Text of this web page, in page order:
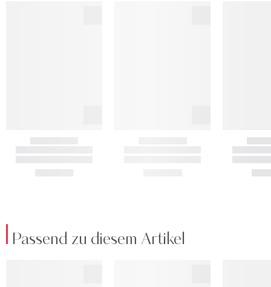
Passend zu diesem Artikel